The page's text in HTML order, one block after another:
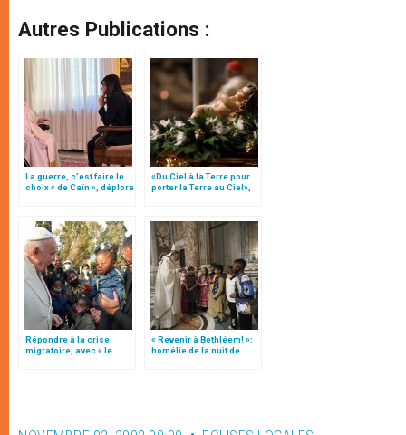
Autres Publications :
La guerre, c’est faire le
choix « de Caïn », déplore
«Du Ciel à la Terre pour
porter la Terre au Ciel»,
Répondre à la crise
migratoire, avec « le
« Revenir à Bethléem! »:
homélie de la nuit de
Noël (texte complet)